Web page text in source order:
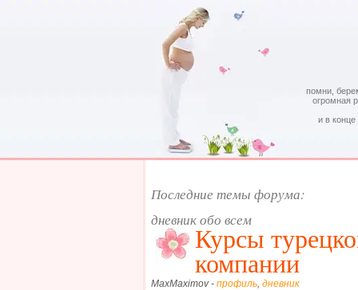
помни,
огромная
и в
Последние темы форума:
дневник обо всем
Курсы
компании
MaxMaximov - профиль дневник